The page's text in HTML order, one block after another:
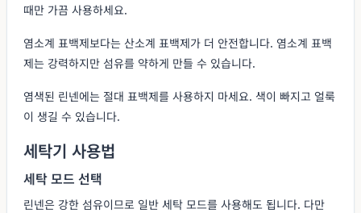
때만 가끔 사용하세요.
염소계 표백제보다는 산소계 표백제가 더 안전합니다. 염소계 표백
제는 강력하지만 섬유를 약하게 만들 수 있습니다.
염색된 린넨에는 절대 표백제를 사용하지 마세요. 색이 빠지고 얼룩
이 생길 수 있습니다.
세탁기 사용법
세탁 모드 선택
린넨은 강한 섬유이므로 일반 세탁 모드를 사용해도 됩니다. 다만